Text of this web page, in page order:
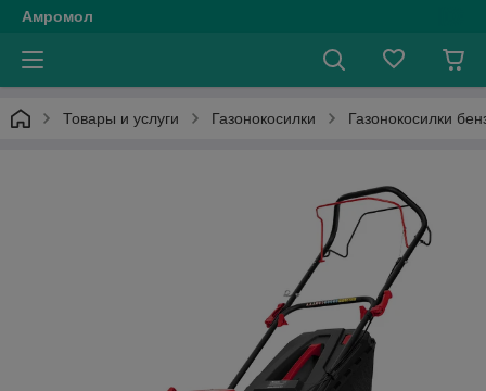
Амромол
Товары и услуги Газонокосилки Газонокосилки